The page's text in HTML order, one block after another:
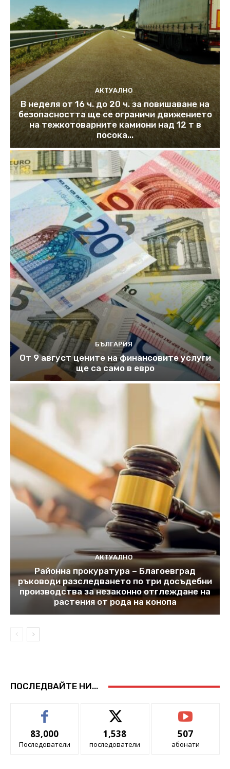
АКТУАЛНО
В неделя от 16 ч. до 20 ч. за повишаване на
безопасността ще се ограничи движението
на тежкотоварните камиони над 12 т в
посока...
БЪЛГАРИЯ
От 9 август цените на финансовите услуги
ще са само в евро
АКТУАЛНО
Районна прокуратура – Благоевград
ръководи разследването по три досъдебни
производства за незаконно отглеждане на
растения от рода на конопа
ПОСЛЕДВАЙТЕ НИ...
83,000
Последователи
1,538
последователи
507
абонати